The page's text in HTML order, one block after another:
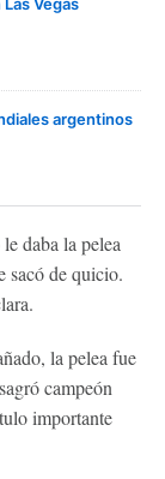
argentinos
daba la pelea
sacó de quicio.
la pelea fue
campeón
importante